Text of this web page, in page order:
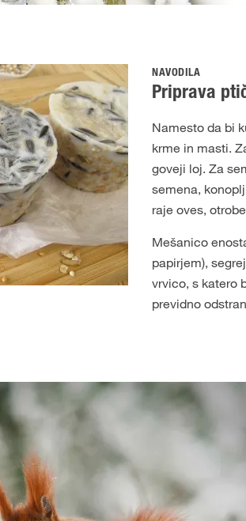
NAVODILA
Priprava
Namesto da bi
krme in masti.
goveji loj. Za
semena,
raje oves,
Mešanico
papirjem),
vrvico, s katero
previdno